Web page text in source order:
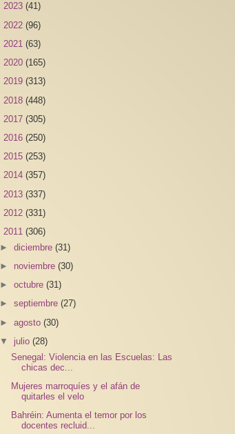
2023 (41)
2022 (96)
2021 (63)
2020 (165)
2019 (313)
2018 (448)
2017 (305)
2016 (250)
2015 (253)
2014 (357)
2013 (337)
2012 (331)
2011 (306)
►diciembre(31)
► noviembre(30)
►octubre(31)
►septiembre(27)
►agosto(30)
▼ julio(28)
Senegal: Violencia en las Escuelas: Las
chicas dec...
Mujeres marroquíes y el afán de
quitarles el velo
Bahréin: Aumenta el temor por los
docentes recluid...